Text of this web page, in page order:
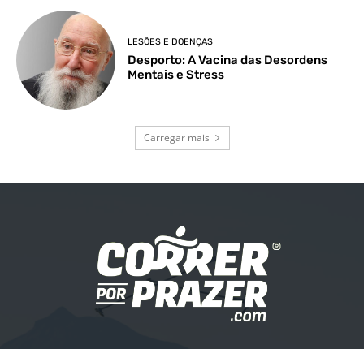
LESÕES E DOENÇAS
Desporto: A Vacina das Desordens
Mentais e Stress
Carregar mais